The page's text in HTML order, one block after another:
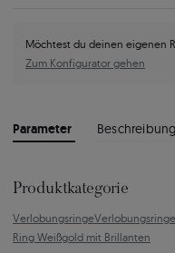
Möchtest du deinen eigenen
Zum Konfigurator gehen
Parameter Beschreibung
Produktkategorie
Verlobungsringe
Ring Weißgold mit Brillanten